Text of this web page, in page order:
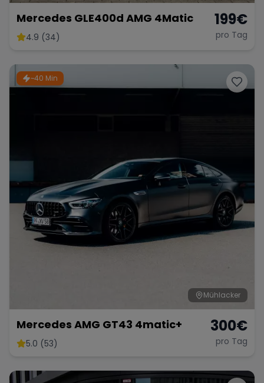
Mercedes GLE400d AMG 4Matic
4.9 (34)
199€
pro Tag
~40 Min
Mühlacker
Mercedes AMG GT43 4matic+
5.0 (53)
300€
pro Tag